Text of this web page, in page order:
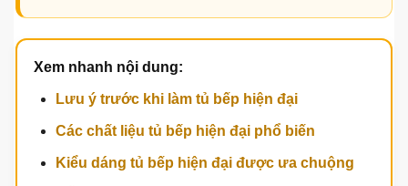
Xem nhanh nội dung:
Lưu ý trước khi làm tủ bếp hiện đại
Các chất liệu tủ bếp hiện đại phổ biến
Kiểu dáng tủ bếp hiện đại được ưa chuộng